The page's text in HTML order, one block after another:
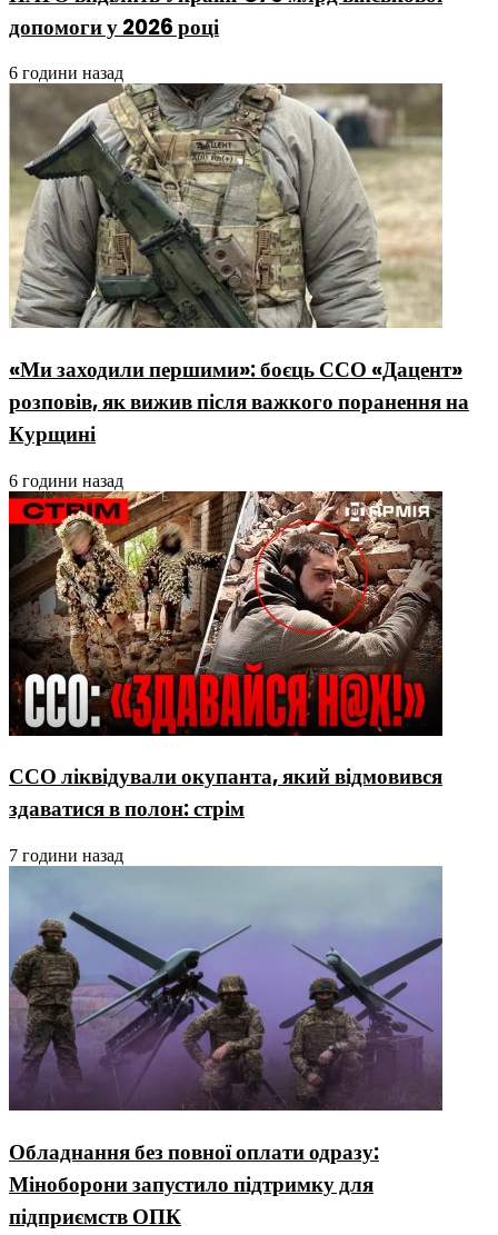
допомоги у 2026 році
6 години назад
«Ми заходили першими»: боєць ССО «Дацент»
розповів, як вижив після важкого поранення на
Курщині
6 години назад
ССО ліквідували окупанта, який відмовився
здаватися в полон: стрім
7 години назад
Обладнання без повної оплати одразу:
Міноборони запустило підтримку для
підприємств ОПК